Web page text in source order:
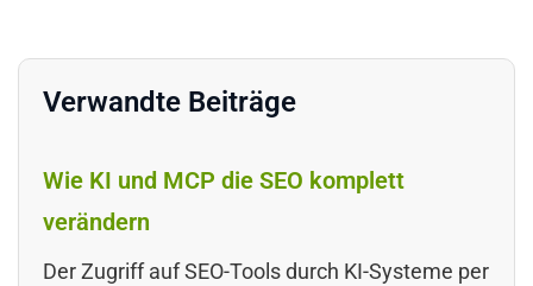
Verwandte Beiträge
Wie KI und MCP die SEO komplett
verändern
Der Zugriff auf SEO-Tools durch KI-Systeme per